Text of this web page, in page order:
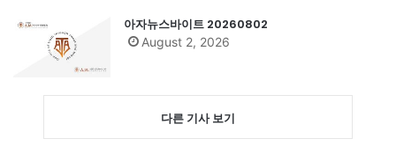
아자뉴스바이트 20260802
August 2, 2026
다른 기사 보기